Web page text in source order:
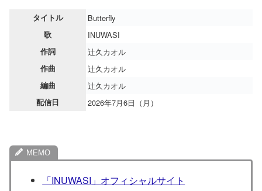
タイトル Butterfly
歌 INUWASI
作詞 辻久カオル
作曲 辻久カオル
編曲 辻久カオル
配信日 2026年7月6日（月）
「INUWASI」オフィシャルサイト